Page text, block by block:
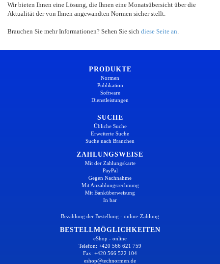
Wir bieten Ihnen eine Lösung, die Ihnen eine Monatsübersicht über die
Aktualität der von Ihnen angewandten Normen sicher stellt.
Brauchen Sie mehr Informationen? Sehen Sie sich diese Seite an
PRODUKTE
Normen
Publikation
Software
Dienstleistungen
SUCHE
Übliche Suche
Erweiterte Suche
Suche nach Branchen
ZAHLUNGSWEISE
Mit der Zahlungskarte
PayPal
Gegen Nachnahme
Mit Anzahlungsrechnung
Mit Banküberweisung
In bar
Bezahlung der Bestellung - online-Zahlung
BESTELLMÖGLICHKEITEN
eShop - online
Telefon: +420 566 621 759
Fax: +420 566 522 104
eshop@technormen.de